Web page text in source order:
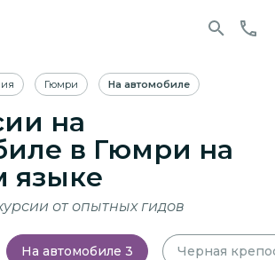
Гюмри На автомобиле
на
в Гюмри на
языке
от опытных гидов
На автомобиле 3 Черная